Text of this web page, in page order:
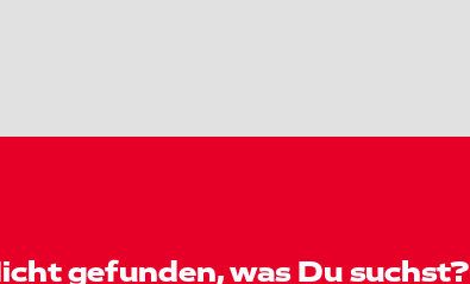
gefunden, was Du suchst?